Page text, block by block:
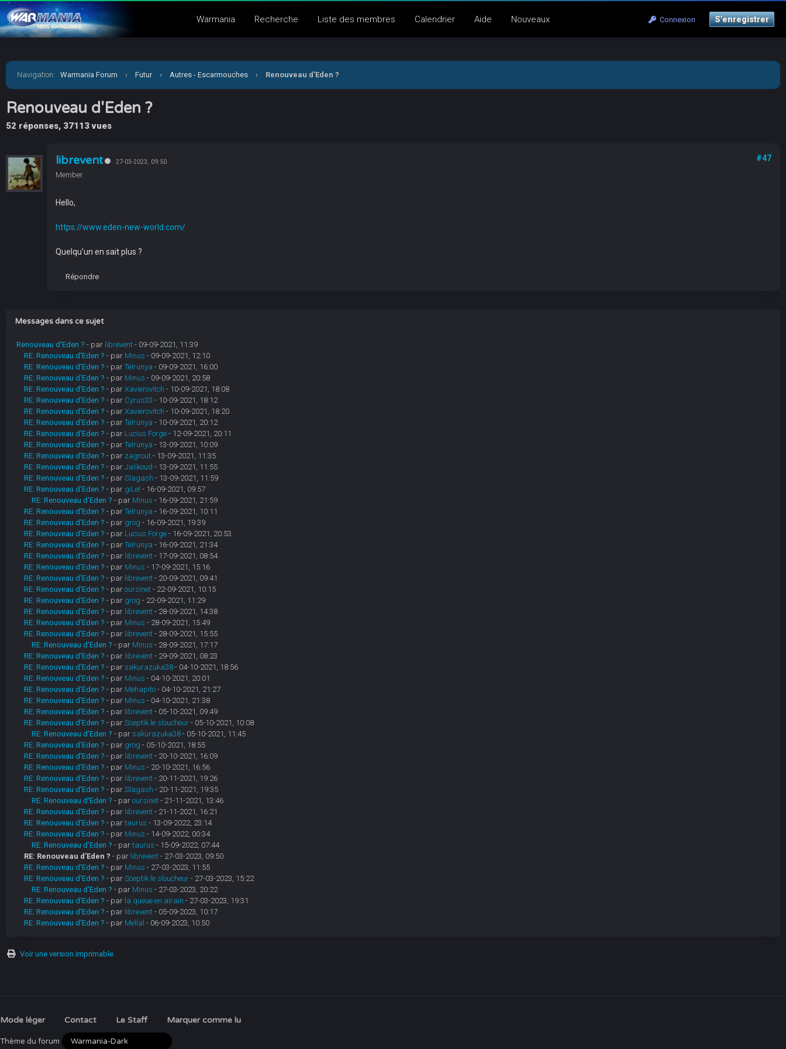
Connexion S’enregistrer
Warmania Recherche Liste des membres Calendrier Aide Nouveaux
Navigation: Warmania Forum › Futur › Autres - Escarmouches › Renouveau d'Eden ?
Renouveau d'Eden ?
52 réponses, 37113 vues
librevent 27-03-2023, 09:50
Member
#47
Hello,
https://www.eden-new-world.com/
Quelqu'un en sait plus ?
Répondre
Messages dans ce sujet
Renouveau d'Eden ? - par librevent- 09-09-2021, 11:39
RE: Renouveau d'Eden ? - par Minus - 09-09-2021, 12:10
RE: Renouveau d'Eden ? - par Telrunya - 09-09-2021, 16:00
RE: Renouveau d'Eden ? - par Minus - 09-09-2021, 20:58
RE: Renouveau d'Eden ? - par Xavierovitch - 10-09-2021, 18:08
RE: Renouveau d'Eden ? - par Cyrus33 - 10-09-2021, 18:12
RE: Renouveau d'Eden ? - par Xavierovitch - 10-09-2021, 18:20
RE: Renouveau d'Eden ? - par Telrunya - 10-09-2021, 20:12
RE: Renouveau d'Eden ? - par Lucius Forge- 12-09-2021, 20:11
RE: Renouveau d'Eden ? - par Telrunya - 13-09-2021, 10:09
RE: Renouveau d'Eden ? - par zagrout- 13-09-2021, 11:35
RE: Renouveau d'Eden ? - par Jalikoud - 13-09-2021, 11:55
RE: Renouveau d'Eden ? - par Slagash - 13-09-2021, 11:59
RE: Renouveau d'Eden ? - par giLel - 16-09-2021, 09:57
RE: Renouveau d'Eden ? - par Minus - 16-09-2021, 21:59
RE: Renouveau d'Eden ? - par Telrunya - 16-09-2021, 10:11
RE: Renouveau d'Eden ? - par grog - 16-09-2021, 19:39
RE: Renouveau d'Eden ? - par Lucius Forge- 16-09-2021, 20:53
RE: Renouveau d'Eden ? - par Telrunya - 16-09-2021, 21:34
RE: Renouveau d'Eden ? - par librevent- 17-09-2021, 08:54
RE: Renouveau d'Eden ? - par Minus - 17-09-2021, 15:16
RE: Renouveau d'Eden ? - par librevent- 20-09-2021, 09:41
RE: Renouveau d'Eden ? - par oursinet- 22-09-2021, 10:15
RE: Renouveau d'Eden ? - par grog - 22-09-2021, 11:29
RE: Renouveau d'Eden ? - par librevent- 28-09-2021, 14:38
RE: Renouveau d'Eden ? - par Minus - 28-09-2021, 15:49
RE: Renouveau d'Eden ? - par librevent- 28-09-2021, 15:55
RE: Renouveau d'Eden ? - par Minus - 28-09-2021, 17:17
RE: Renouveau d'Eden ? - par librevent- 29-09-2021, 08:23
RE: Renouveau d'Eden ? - par sakurazuka38- 04-10-2021, 18:56
RE: Renouveau d'Eden ? - par Minus - 04-10-2021, 20:01
RE: Renouveau d'Eden ? - par Mehapito- 04-10-2021, 21:27
RE: Renouveau d'Eden ? - par Minus - 04-10-2021, 21:38
RE: Renouveau d'Eden ? - par librevent- 05-10-2021, 09:49
RE: Renouveau d'Eden ? - par Sceptik le sloucheur- 05-10-2021, 10:08
RE: Renouveau d'Eden ? - par sakurazuka38- 05-10-2021, 11:45
RE: Renouveau d'Eden ? - par grog - 05-10-2021, 18:55
RE: Renouveau d'Eden ? - par librevent- 20-10-2021, 16:09
RE: Renouveau d'Eden ? - par Minus - 20-10-2021, 16:56
RE: Renouveau d'Eden ? - par librevent- 20-11-2021, 19:26
RE: Renouveau d'Eden ? - par Slagash - 20-11-2021, 19:35
RE: Renouveau d'Eden ? - par oursinet- 21-11-2021, 13:46
RE: Renouveau d'Eden ? - par librevent- 21-11-2021, 16:21
RE: Renouveau d'Eden ? - par taurus - 13-09-2022, 23:14
RE: Renouveau d'Eden ? - par Minus - 14-09-2022, 00:34
RE: Renouveau d'Eden ? - par taurus - 15-09-2022, 07:44
RE: Renouveau d'Eden ? - par librevent- 27-03-2023, 09:50
RE: Renouveau d'Eden ? - par Minus - 27-03-2023, 11:55
RE: Renouveau d'Eden ? - par Sceptik le sloucheur- 27-03-2023, 15:22
RE: Renouveau d'Eden ? - par Minus - 27-03-2023, 20:22
RE: Renouveau d'Eden ? - par la queue en airain - 27-03-2023, 19:31
RE: Renouveau d'Eden ? - par librevent- 05-09-2023, 10:17
RE: Renouveau d'Eden ? - par Mellal - 06-09-2023, 10:50
Voir une version imprimable
Mode léger Contact Le Staff Marquer comme lu
Thème du forum